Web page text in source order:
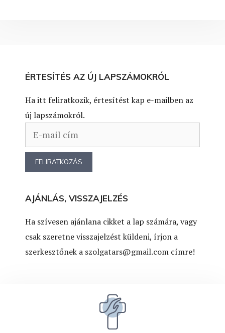
ÉRTESÍTÉS AZ ÚJ LAPSZÁMOKRÓL
Ha itt feliratkozik, értesítést kap e-mailben az
új lapszámokról.
AJÁNLÁS, VISSZAJELZÉS
Ha szívesen ajánlana cikket a lap számára, vagy
csak szeretne visszajelzést küldeni, írjon a
szerkesztőnek a szolgatars@gmail.com címre!